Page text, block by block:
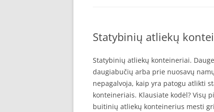
Statybinių atliekų
Statybinių atliekų konteineriai.
daugiabučių arba prie nuosavų
nepagalvoja, kaip yra patogu atlikti
konteineriais. Klausiate kodėl? Visų
buitinių atliekų konteinerius mesti